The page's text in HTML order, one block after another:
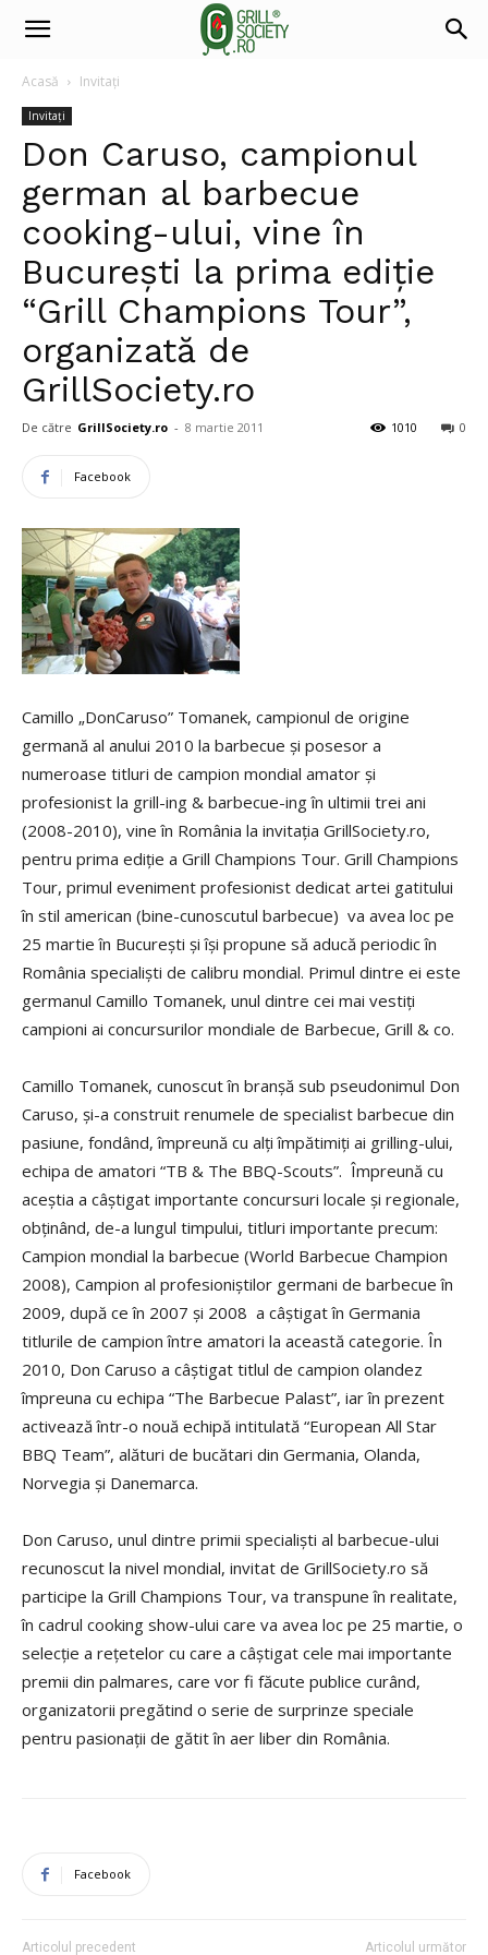
Acasă Invitați
Invitați
Don Caruso, campionul
german al barbecue
cooking-ului, vine în
Bucureşti la prima ediţie
“Grill Champions Tour”,
organizată de
GrillSociety.ro
De către GrillSociety.ro - 8 martie 2011 0
1010
Facebook
Camillo „DonCaruso” Tomanek, campionul de origine
germană al anului 2010 la barbecue şi posesor a
numeroase titluri de campion mondial amator şi
profesionist la grill-ing & barbecue-ing în ultimii trei ani
(2008-2010), vine în România la invitaţia GrillSociety.ro,
pentru prima ediţie a Grill Champions Tour. Grill Champions
Tour, primul eveniment profesionist dedicat artei gatitului
în stil american (bine-cunoscutul barbecue) va avea loc pe
25 martie în Bucureşti şi îşi propune să aducă periodic în
România specialişti de calibru mondial. Primul dintre ei este
germanul Camillo Tomanek, unul dintre cei mai vestiţi
campioni ai concursurilor mondiale de Barbecue, Grill & co.
Camillo Tomanek, cunoscut în branşă sub pseudonimul Don
Caruso, şi-a construit renumele de specialist barbecue din
pasiune, fondând, împreună cu alţi împătimiţi ai grilling-ului,
echipa de amatori “TB & The BBQ-Scouts”. Împreună cu
aceştia a câştigat importante concursuri locale şi regionale,
obţinând, de-a lungul timpului, titluri importante precum:
Campion mondial la barbecue (World Barbecue Champion
2008), Campion al profesioniştilor germani de barbecue în
2009, după ce în 2007 şi 2008 a câştigat în Germania
titlurile de campion între amatori la această categorie. În
2010, Don Caruso a câştigat titlul de campion olandez
împreuna cu echipa “The Barbecue Palast”, iar în prezent
activează într-o nouă echipă intitulată “European All Star
BBQ Team”, alături de bucătari din Germania, Olanda,
Norvegia şi Danemarca.
Don Caruso, unul dintre primii specialişti al barbecue-ului
recunoscut la nivel mondial, invitat de GrillSociety.ro să
participe la Grill Champions Tour, va transpune în realitate,
în cadrul cooking show-ului care va avea loc pe 25 martie, o
selecţie a reţetelor cu care a câştigat cele mai importante
premii din palmares, care vor fi făcute publice curând,
organizatorii pregătind o serie de surprinze speciale
pentru pasionaţii de gătit în aer liber din România.
Facebook
Articolul precedent Articolul următor